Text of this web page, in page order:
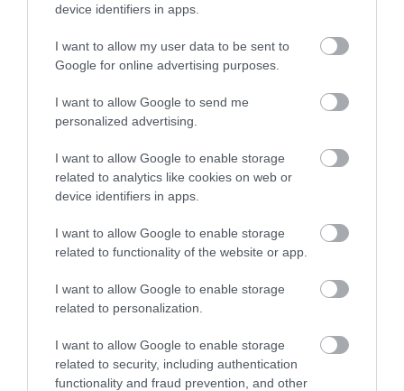
device identifiers in apps.
I want to allow my user data to be sent to
Google for online advertising purposes.
I want to allow Google to send me
personalized advertising.
I want to allow Google to enable storage
related to analytics like cookies on web or
device identifiers in apps.
I want to allow Google to enable storage
related to functionality of the website or app.
I want to allow Google to enable storage
related to personalization.
I want to allow Google to enable storage
related to security, including authentication
functionality and fraud prevention, and other
Legutóbbi cikkek
rendszereket ígér a Toyota
2026. augusztus 7.
Benzines és villanyhajtással is
érkezik az új 718-as
garanciával, brutális
kompresszorkittet kaptak a
V8-as Ramok
Rekordhatékonysággal tér
vissza az Audi A2: Elektromos